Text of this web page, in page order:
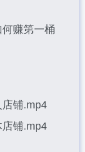
赚第一桶
铺.mp4
铺.mp4